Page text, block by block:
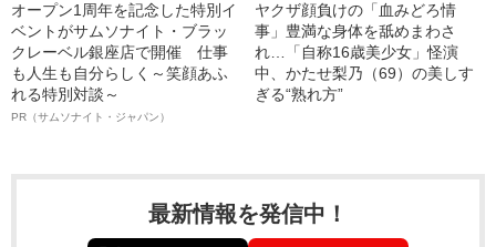
オープン1周年を記念した特別イ
ベントがサムソナイト・ブラッ
クレーベル銀座店で開催 仕事
も人生も自分らしく～笑顔あふ
れる特別対談～
PR（サムソナイト・ジャパン）
ヤクザ顔負けの「血みどろ情
事」豊満な身体を舐めまわさ
れ…「自称16歳美少女」怪演
中、かたせ梨乃（69）の美しす
ぎる“熟れ方”
最新情報を発信中！